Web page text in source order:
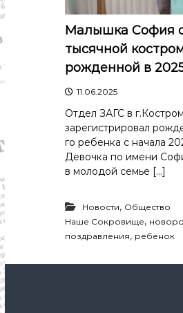
Малышка София
тысячной
рожденной в
11.06.2025
Отдел ЗАГС в
зарегистрировал
го ребенка с начала
Девочка по имени
в молодой семье […]
Новости, Общество
Наше Сокровище,
поздравления, ребенок